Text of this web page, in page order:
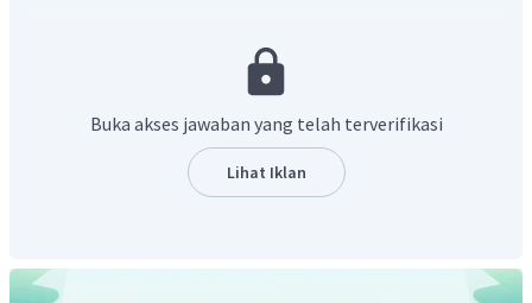
tersebut memicu pertentangan dalam parlemen yang kemudian
berujung pada jatuhnya kabinet.
Contohnya masa Kabinet Sukiman, pada tanggal 23 Februari 1952
ditandatangani persetujuan bantuan ekonomi, teknik dan
persenjataan dari Amerika Serikat atas dasar
Indonesia yang bebas aktif. Muncul pertentangan dari Masyumi dan
Buka akses jawaban yang telah terverifikasi
Lihat Iklan